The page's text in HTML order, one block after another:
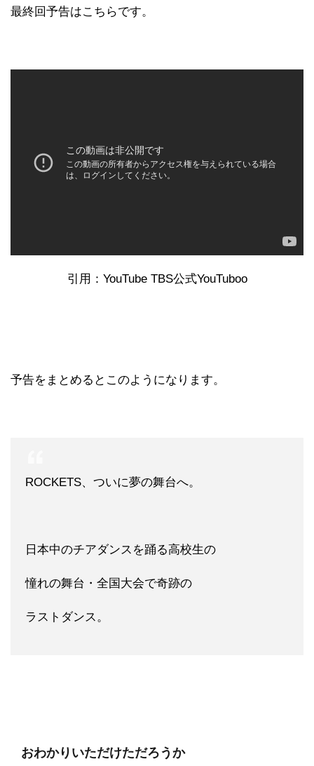
最終回予告はこちらです。
引用：YouTube TBS公式YouTuboo
予告をまとめるとこのようになります。
ROCKETS、ついに夢の舞台へ。
日本中のチアダンスを踊る高校生の
憧れの舞台・全国大会で奇跡の
ラストダンス。
おわかりいただけただろうか